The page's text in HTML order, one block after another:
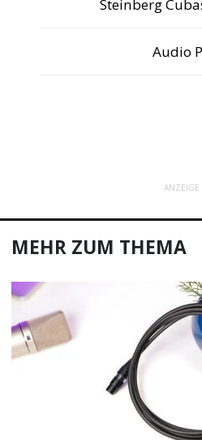
Steinberg
Audio
ANZEIGE
MEHR ZUM THEMA